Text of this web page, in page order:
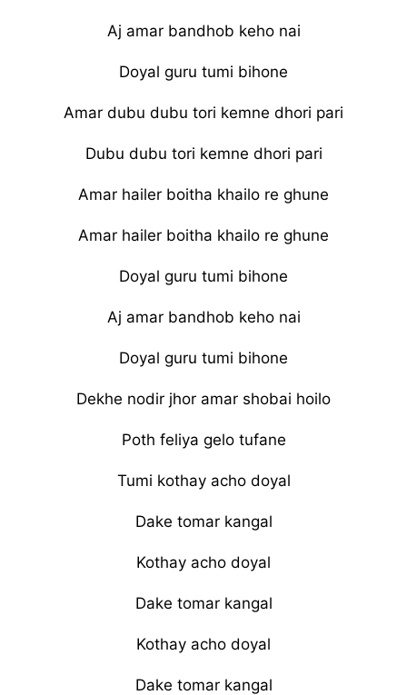
Aj amar bandhob keho nai
Doyal guru tumi bihone
Amar dubu dubu tori kemne dhori pari
Dubu dubu tori kemne dhori pari
Amar hailer boitha khailo re ghune
Amar hailer boitha khailo re ghune
Doyal guru tumi bihone
Aj amar bandhob keho nai
Doyal guru tumi bihone
Dekhe nodir jhor amar shobai hoilo
Poth feliya gelo tufane
Tumi kothay acho doyal
Dake tomar kangal
Kothay acho doyal
Dake tomar kangal
Kothay acho doyal
Dake tomar kangal